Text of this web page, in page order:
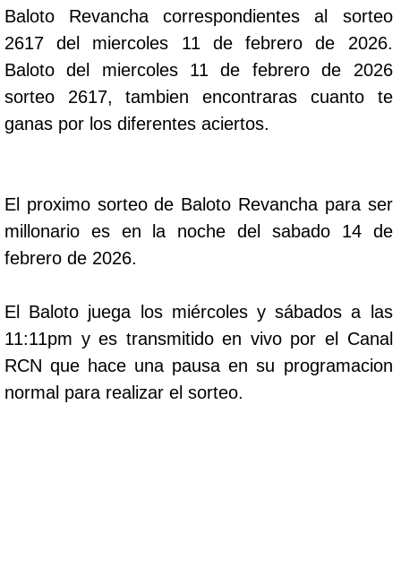
Baloto Revancha correspondientes al sorteo
2617 del miercoles 11 de febrero de 2026.
Baloto del miercoles 11 de febrero de 2026
sorteo 2617, tambien encontraras cuanto te
ganas por los diferentes aciertos.
El proximo sorteo de Baloto Revancha para ser
millonario es en la noche del sabado 14 de
febrero de 2026.
El Baloto juega los miércoles y sábados a las
11:11pm y es transmitido en vivo por el Canal
RCN que hace una pausa en su programacion
normal para realizar el sorteo.